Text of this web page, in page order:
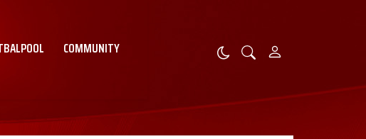
COMMUNITY